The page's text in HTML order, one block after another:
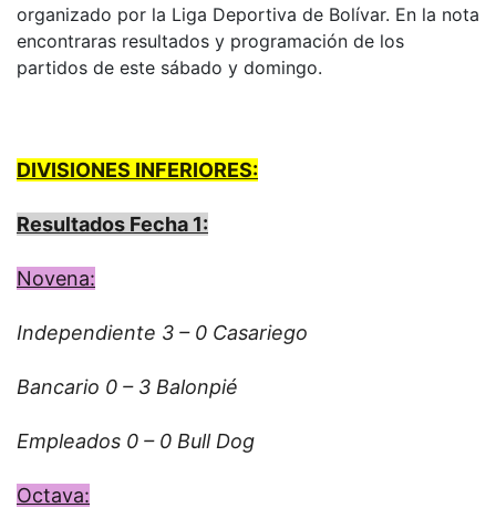
organizado por la Liga Deportiva de Bolívar. En la nota
encontraras resultados y programación de los
partidos de este sábado y domingo.
DIVISIONES INFERIORES:
Resultados Fecha 1:
Novena:
Independiente 3 – 0 Casariego
Bancario 0 – 3 Balonpié
Empleados 0 – 0 Bull Dog
Octava: